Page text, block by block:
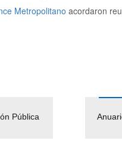
Metropolitano acordaron
Pública
Empleos Públicos